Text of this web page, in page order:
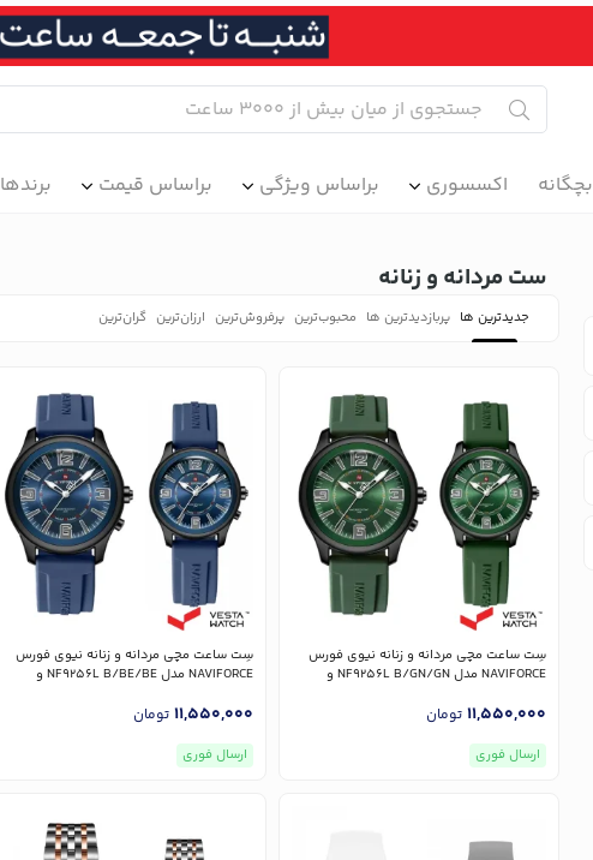
بچگانه اکسسوری براساس ویژگی براساس قیمت برندها
ست مردانه و زنانه
جدیدترین ها پربازدیدترین ها محبوب‌‌ترین پرفروش‌ترین ارزان‌ترین گران‌ترین
سِت ساعت مچی مردانه و زنانه نیوی فورس
NAVIFORCE مدل NF9256L B/GN/GN و
11,550,000 تومان
ارسال فوری
سِت ساعت مچی مردانه و زنانه نیوی فورس
NAVIFORCE مدل NF9256L B/BE/BE و
11,550,000 تومان
ارسال فوری